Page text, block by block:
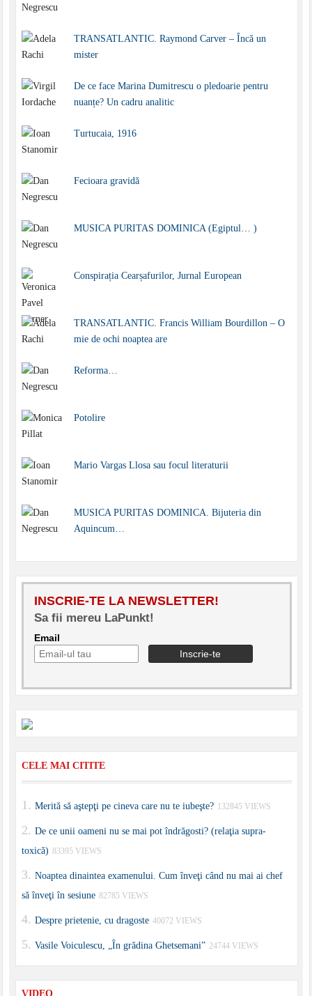
TRANSATLANTIC. Raymond Carver – Încă un
mister
De ce face Marina Dumitrescu o pledoarie pentru
nuanțe? Un cadru analitic
Turtucaia, 1916
Fecioara gravidă
MUSICA PURITAS DOMINICA (Egiptul… )
Conspirația Cearșafurilor, Jurnal European
TRANSATLANTIC. Francis William Bourdillon – O
mie de ochi noaptea are
Reforma…
Potolire
Mario Vargas Llosa sau focul literaturii
MUSICA PURITAS DOMINICA. Bijuteria din
Aquincum…
INSCRIE-TE LA NEWSLETTER!
Sa fii mereu LaPunkt!
Email
CELE MAI CITITE
Merită să aştepţi pe cineva care nu te iubeşte? 132845 VIEWS
De ce unii oameni nu se mai pot îndrăgosti? (relaţia supra-
toxică) 83395 VIEWS
Noaptea dinaintea examenului. Cum înveţi când nu mai ai chef
să înveţi în sesiune 82785 VIEWS
Despre prietenie, cu dragoste 40072 VIEWS
Vasile Voiculescu, „În grădina Ghetsemani” 24744 VIEWS
VIDEO